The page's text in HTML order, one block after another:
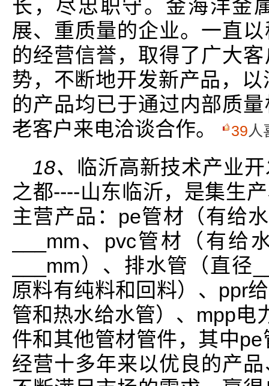
长，尽忠职守。金海洋金
展、重质量的企业。一直
的经营信誉，取得了广大
势，不断地开发新产品，
的产品均已于通过内部质
老客户来电洽谈合作。
39人
18、 临沂高新技术产业
之都----山东临沂，是集生
主营产品：pe管材（有给
___mm、pvc管材（有给
___mm）、排水管（直径
原料有纯料和回料）、ppr
管和热水给水管）、mpp电
件和其他管材管件，其中
经营十多年来以优良的产